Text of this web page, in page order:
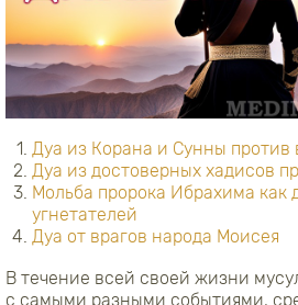
Дуа из Корана и Сунны против
Дуа из достоверных хадисов
Мольба пророка Ибрахима как
угнетателей
Дуа от врагов народа Моисея
В течение всей своей жизни
с самыми разными событиями,